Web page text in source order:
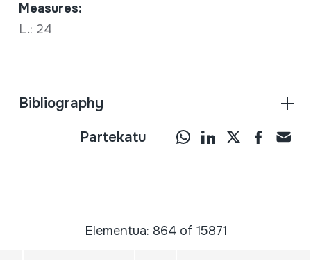
Measures:
L.: 24
Bibliography
Partekatu
Elementua: 864 of 15871